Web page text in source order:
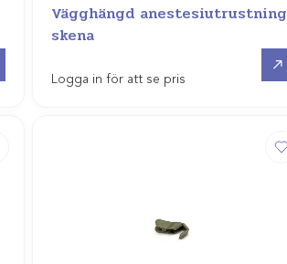
Vägghängd anestesiutrustning
skena
Logga in för att se pris